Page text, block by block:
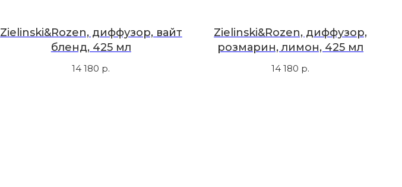
Zielinski&Rozen, диффузор, вайт
бленд, 425 мл
14 180 р.
Zielinski&Rozen, диффузор,
розмарин, лимон, 425 мл
14 180 р.